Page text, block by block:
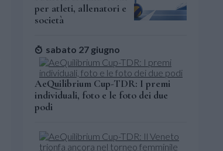
per atleti, allenatori e
società
sabato 27 giugno
AeQuilibrium Cup-TDR: I premi
individuali, foto e le foto dei due
podi